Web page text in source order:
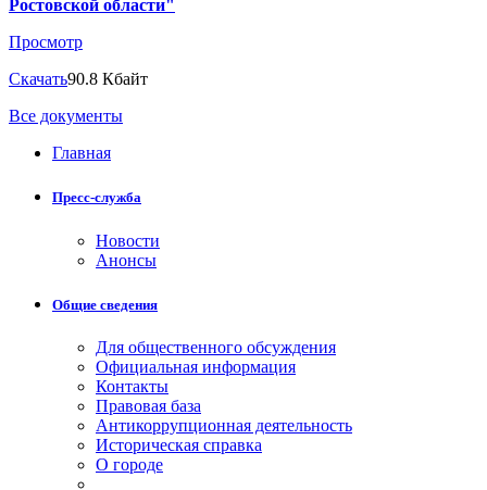
Ростовской области"
Просмотр
Скачать90.8 Кбайт
Все документы
Главная
Пресс-служба
Новости
Анонсы
Общие сведения
Для общественного обсуждения
Официальная информация
Контакты
Правовая база
Антикоррупционная деятельность
Историческая справка
О городе